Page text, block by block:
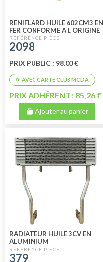
RENIFLARD HUILE 602CM3 EN
FER CONFORME A L ORIGINE
SORTIE VERS BAS
2098
PRIX PUBLIC : 98,00 €
PRIX ADHÉRENT : 85,26 €
Ajouter au panier
RADIATEUR HUILE 3CV EN
ALUMINIUM
379